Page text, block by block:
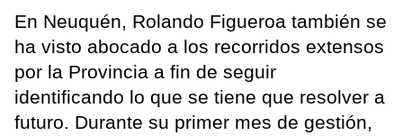
En Neuquén, Rolando Figueroa también se
ha visto abocado a los recorridos extensos
por la Provincia a fin de seguir
identificando lo que se tiene que resolver a
futuro. Durante su primer mes de gestión,